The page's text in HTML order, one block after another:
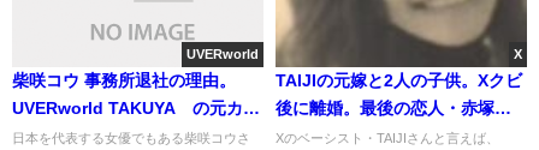
UVERworld
柴咲コウ 事務所退社の理由。
UVERworld TAKUYA∞の元カノ
(熱愛報道)
日本を代表する女優でもある柴咲コウさ
X
TAIJIの元嫁と2人の子供。Xクビ
後に離婚。最後の恋人・赤塚友
美とは婚約関係
Xのベーシスト・TAIJIさんと言えば、